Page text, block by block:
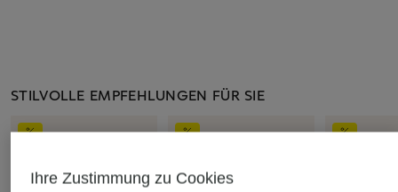
STILVOLLE EMPFEHLUNGEN FÜR SIE
Ihre Zustimmung zu Cookies